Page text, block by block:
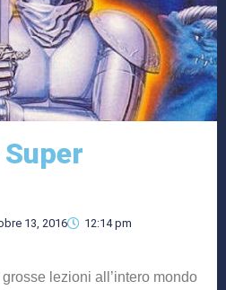
13, 2016
12:14 pm
lezioni all’intero mondo